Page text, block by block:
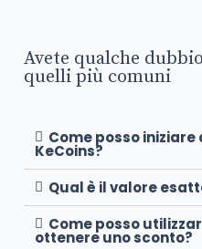
Avete qualche
quelli più comuni
Come posso
KeCoins?
Qual è il valore
Come posso
ottenere uno sconto?